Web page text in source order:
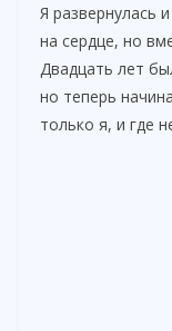
Я развернулась
на сердце, но
Двадцать лет
но теперь
только я, и где